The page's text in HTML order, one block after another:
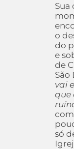
Sua
o
do
e
de
São
vai
que
só